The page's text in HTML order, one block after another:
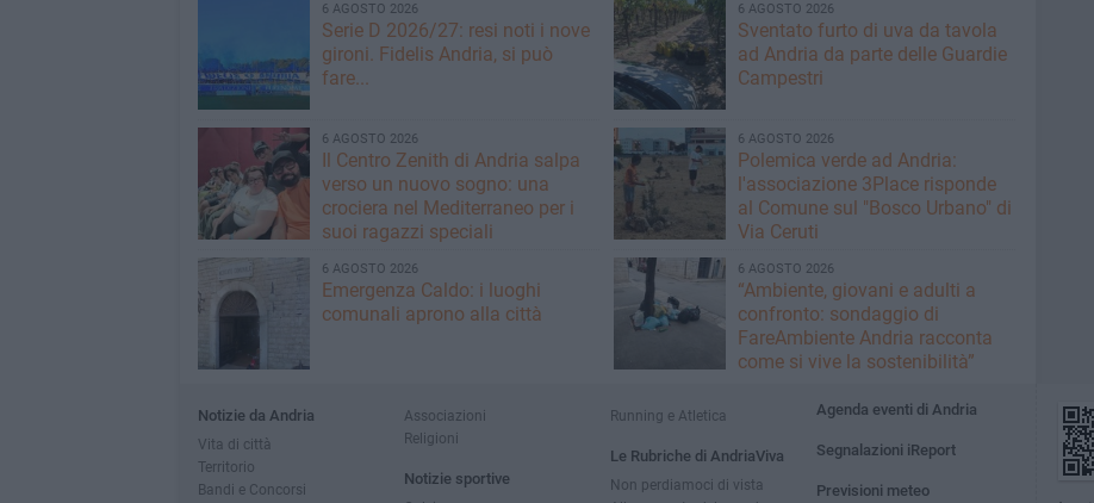
6 AGOSTO 2026
Serie D 2026/27: resi noti i nove
gironi. Fidelis Andria, si può
fare...
6 AGOSTO 2026
Sventato furto di uva da tavola
ad Andria da parte delle Guardie
Campestri
6 AGOSTO 2026
Il Centro Zenith di Andria salpa
verso un nuovo sogno: una
crociera nel Mediterraneo per i
suoi ragazzi speciali
6 AGOSTO 2026
Polemica verde ad Andria:
l'associazione 3Place risponde
al Comune sul "Bosco Urbano" di
Via Ceruti
6 AGOSTO 2026
Emergenza Caldo: i luoghi
comunali aprono alla città
6 AGOSTO 2026
“Ambiente, giovani e adulti a
confronto: sondaggio di
FareAmbiente Andria racconta
come si vive la sostenibilità”
Notizie da Andria
Vita di città
Territorio
Bandi e Concorsi
Associazioni
Religioni
Notizie sportive
Running e Atletica
Le Rubriche di AndriaViva
Non perdiamoci di vista
Agenda eventi di Andria
Segnalazioni iReport
Previsioni meteo